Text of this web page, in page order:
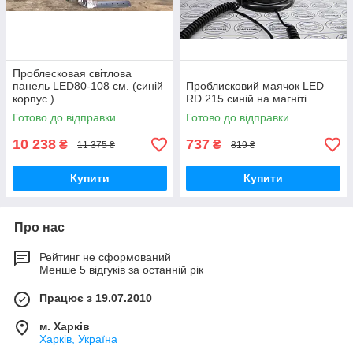
Проблесковая світлова
панель LED80-108 см. (синій
корпус )
Готово до відправки
10 238 ₴ 11 375 ₴
Купити
Проблисковий маячок LED
RD 215 синій на магніті
Готово до відправки
737 ₴ 819 ₴
Купити
Про нас
Рейтинг не сформований
Менше 5 відгуків за останній рік
Працює з 19.07.2010
м. Харків
Харків, Україна